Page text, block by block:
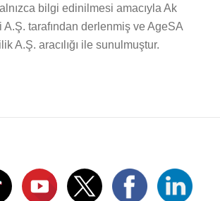
bilgi edinilmesi amacıyla Ak
A.Ş. tarafından derlenmiş ve AgeSA
A.Ş. aracılığı ile sunulmuştur.